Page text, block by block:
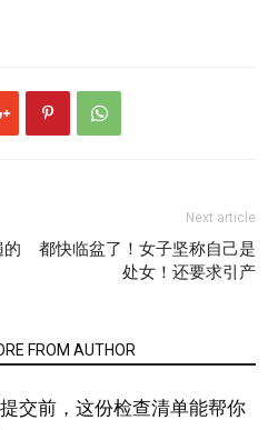
的
Next article
都快临盆了！女子坚称自己是
处女！还要求引产
FROM AUTHOR
交前，这份检查清单能帮你